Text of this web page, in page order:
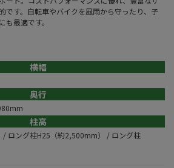
です。自転車やバイクを風雨から守ったり、子
も最適です。
横幅
奥行
柱高
ロング柱H25（約2,500mm） / ロング柱